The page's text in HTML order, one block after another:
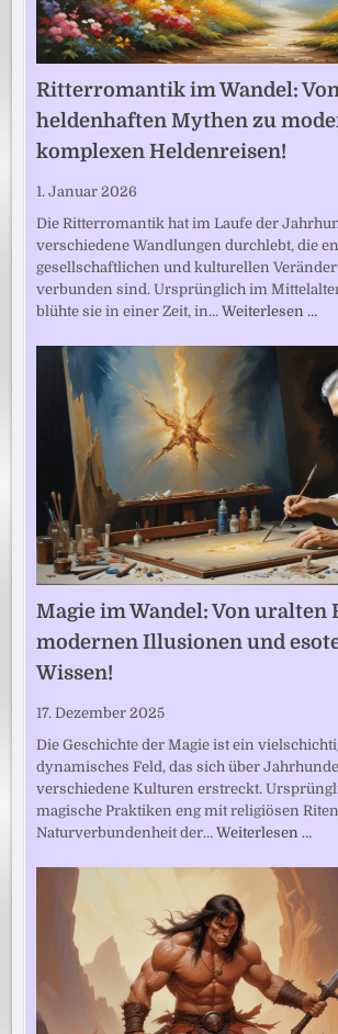
Ritterromantik im Wandel:
heldenhaften Mythen zu
komplexen Heldenreisen!
1. Januar 2026
Die Ritterromantik hat im Laufe der
verschiedene Wandlungen durchlebt, die
gesellschaftlichen und kulturellen
verbunden sind. Ursprünglich im
blühte sie in einer Zeit, in…Weiterlesen …
Magie im Wandel: Von uralten
modernen Illusionen und
Wissen!
17. Dezember 2025
Die Geschichte der Magie ist ein
dynamisches Feld, das sich über
verschiedene Kulturen erstreckt.
magische Praktiken eng mit religiösen
Naturverbundenheit der…Weiterlesen …